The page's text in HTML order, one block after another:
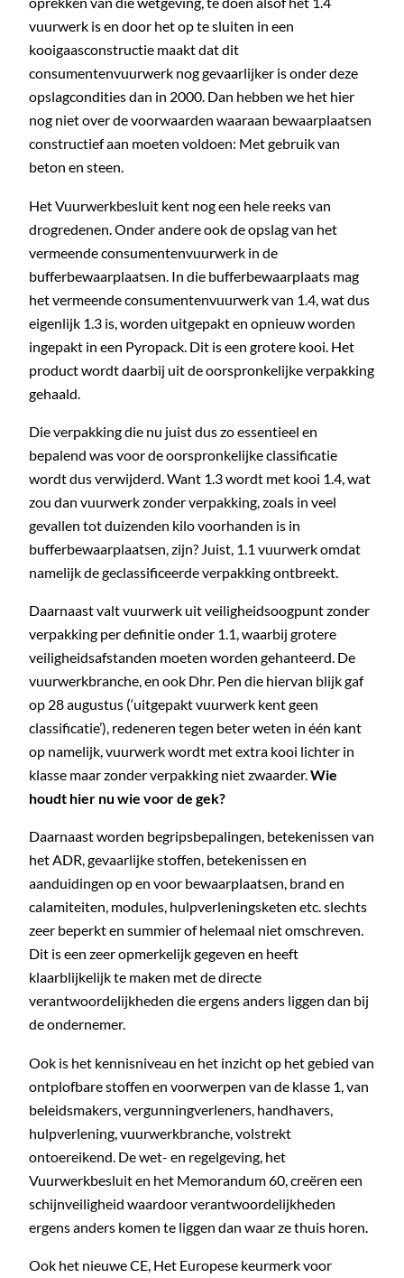
vuurwerk is en door het op te sluiten in een
kooigaasconstructie maakt dat dit
consumentenvuurwerk nog gevaarlijker is onder deze
opslagcondities dan in 2000. Dan hebben we het hier
nog niet over de voorwaarden waaraan bewaarplaatsen
constructief aan moeten voldoen: Met gebruik van
beton en steen.
Het Vuurwerkbesluit kent nog een hele reeks van
drogredenen. Onder andere ook de opslag van het
vermeende consumentenvuurwerk in de
bufferbewaarplaatsen. In die bufferbewaarplaats mag
het vermeende consumentenvuurwerk van 1.4, wat dus
eigenlijk 1.3 is, worden uitgepakt en opnieuw worden
ingepakt in een Pyropack. Dit is een grotere kooi. Het
product wordt daarbij uit de oorspronkelijke verpakking
gehaald.
Die verpakking die nu juist dus zo essentieel en
bepalend was voor de oorspronkelijke classificatie
wordt dus verwijderd. Want 1.3 wordt met kooi 1.4, wat
zou dan vuurwerk zonder verpakking, zoals in veel
gevallen tot duizenden kilo voorhanden is in
bufferbewaarplaatsen, zijn? Juist, 1.1 vuurwerk omdat
namelijk de geclassificeerde verpakking ontbreekt.
Daarnaast valt vuurwerk uit veiligheidsoogpunt zonder
verpakking per definitie onder 1.1, waarbij grotere
veiligheidsafstanden moeten worden gehanteerd. De
vuurwerkbranche, en ook Dhr. Pen die hiervan blijk gaf
op 28 augustus (‘uitgepakt vuurwerk kent geen
classificatie’), redeneren tegen beter weten in één kant
op namelijk, vuurwerk wordt met extra kooi lichter in
klasse maar zonder verpakking niet zwaarder.Wie
houdt hier nu wie voor de gek?
Daarnaast worden begripsbepalingen, betekenissen van
het ADR, gevaarlijke stoffen, betekenissen en
aanduidingen op en voor bewaarplaatsen, brand en
calamiteiten, modules, hulpverleningsketen etc. slechts
zeer beperkt en summier of helemaal niet omschreven.
Dit is een zeer opmerkelijk gegeven en heeft
klaarblijkelijk te maken met de directe
verantwoordelijkheden die ergens anders liggen dan bij
de ondernemer.
Ook is het kennisniveau en het inzicht op het gebied van
ontplofbare stoffen en voorwerpen van de klasse 1, van
beleidsmakers, vergunningverleners, handhavers,
hulpverlening, vuurwerkbranche, volstrekt
ontoereikend. De wet- en regelgeving, het
Vuurwerkbesluit en het Memorandum 60, creëren een
schijnveiligheid waardoor verantwoordelijkheden
ergens anders komen te liggen dan waar ze thuis horen.
Ook het nieuwe CE, Het Europese keurmerk voor